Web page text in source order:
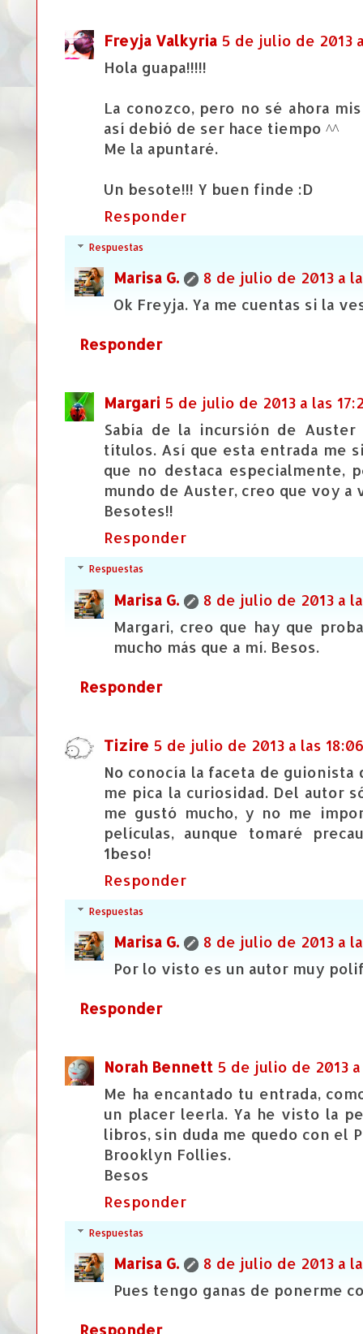
Freyja Valkyria 5 de julio de 2013
Hola guapa!!!!!
La conozco, pero no sé ahora
así debió de ser hace tiempo ^^
Me la apuntaré.
Un besote!!! Y buen finde :D
Responder
Respuestas
Marisa G.
8 de julio de 2013 a
Ok Freyja. Ya me cuentas si la
Responder
Margari 5 de julio de 2013 a las
Sabía de la incursión de
títulos. Así que esta entrada me
que no destaca especialmente,
mundo de Auster, creo que voy a
Besotes!!
Responder
Respuestas
Marisa G.
8 de julio de 2013 a
Margari, creo que hay que
mucho más que a mí. Besos.
Responder
Tizire 5 de julio de 2013 a las 18:06
No conocía la faceta de guionista
me pica la curiosidad. Del autor
me gustó mucho, y no me
películas, aunque tomaré
1beso!
Responder
Respuestas
Marisa G.
8 de julio de 2013 a
Por lo visto es un autor muy
Responder
Norah Bennett 5 de julio de 2013
Me ha encantado tu entrada,
un placer leerla. Ya he visto la
libros, sin duda me quedo con el
Brooklyn Follies.
Besos
Responder
Respuestas
Marisa G.
8 de julio de 2013 a
Pues tengo ganas de ponerme
Responder